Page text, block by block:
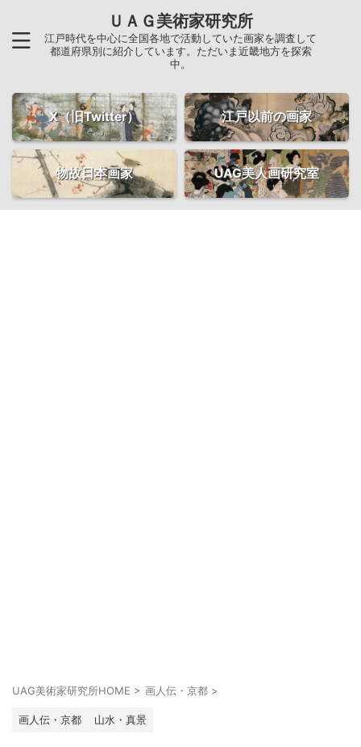
ＵＡＧ美術家研究所
江戸時代を中心に全国各地で活動していた画家を調査して
都道府県別に紹介しています。ただいま近畿地方を探索
中。
X（旧Twitter） 江戸以前の画家
物故日本画家 UAG美人画研究室
UAG美術家研究所HOME > 画人伝・京都 >
画人伝・京都 山水・真景